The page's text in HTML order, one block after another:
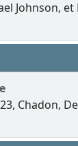
Johnson,
Chadon,